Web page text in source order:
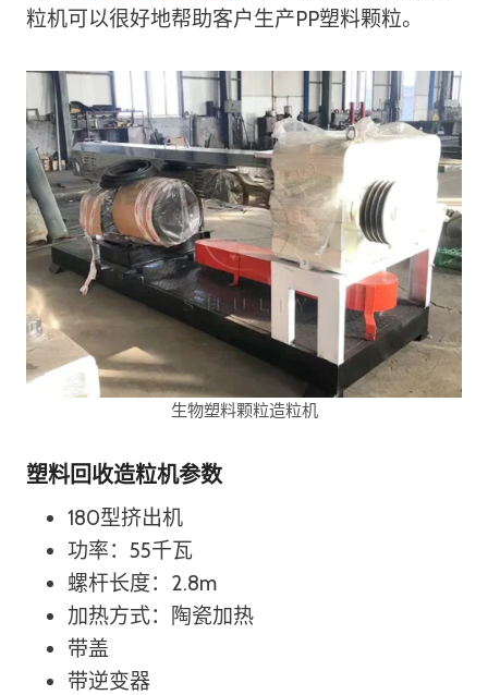
粒机可以很好地帮助客户生产PP塑料颗粒。
生物塑料颗粒造粒机
塑料回收造粒机参数
180型挤出机
功率：55千瓦
螺杆长度：2.8m
加热方式：陶瓷加热
带盖
带逆变器